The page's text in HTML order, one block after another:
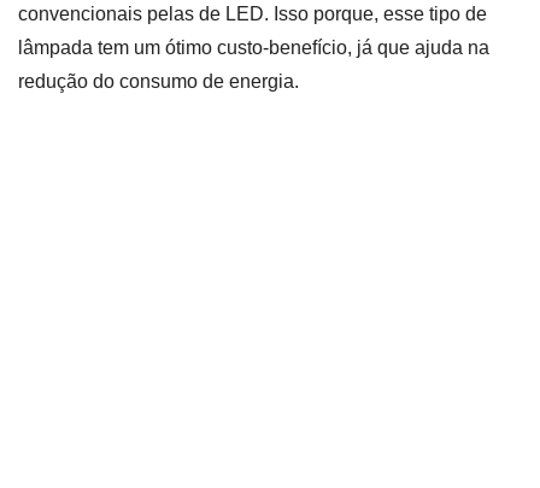
convencionais pelas de LED. Isso porque, esse tipo de
lâmpada tem um ótimo custo-benefício, já que ajuda na
redução do consumo de energia.